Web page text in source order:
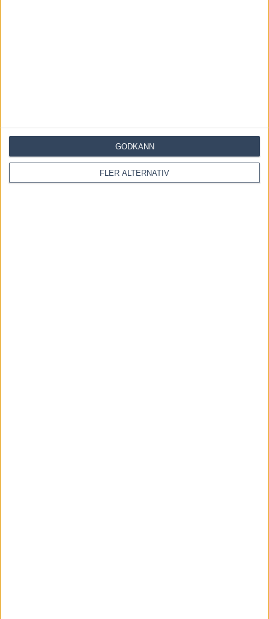
FLER ALTERNATIV
GODKÄNN
Save my name, email, and website in this browser for the